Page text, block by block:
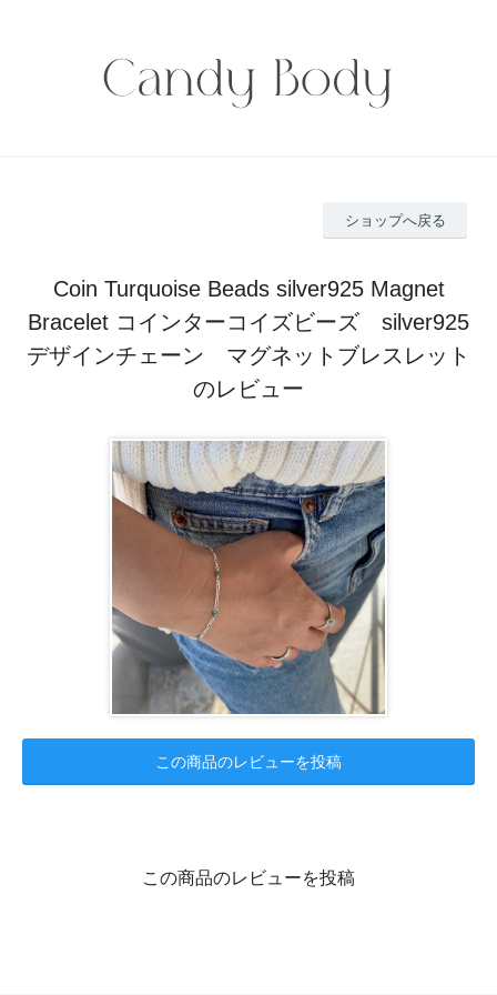
ショップへ戻る
Coin Turquoise Beads silver925 Magnet
Bracelet コインターコイズビーズ silver925
デザインチェーン マグネットブレスレット
のレビュー
この商品のレビューを投稿
この商品のレビューを投稿